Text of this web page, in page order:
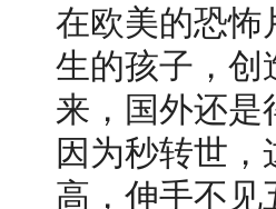
在欧美的恐怖
生的孩子，创
来，国外还是
因为秒转世
高，伸手不见